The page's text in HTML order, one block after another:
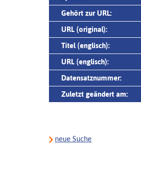
Gehört zur URL:
URL (original):
Titel (englisch):
URL (englisch):
Datensatznummer:
Zuletzt geändert am:
neue Suche